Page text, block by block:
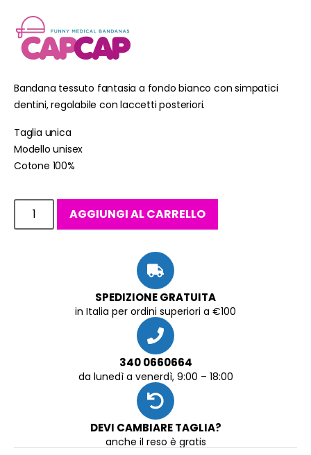
Bandana tessuto fantasia a fondo bianco con simpatici
dentini, regolabile con laccetti posteriori.
Taglia unica
Modello unisex
Cotone 100%
AGGIUNGI AL CARRELLO
SPEDIZIONE GRATUITA
in Italia per ordini superiori a €100
340 0660664
da lunedì a venerdì, 9:00 – 18:00
DEVI CAMBIARE TAGLIA?
anche il reso è gratis